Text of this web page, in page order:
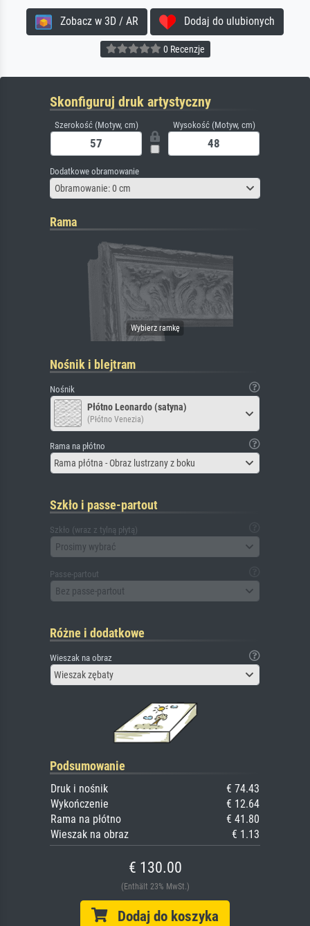
Zobacz w 3D / AR Dodaj do ulubionych
0 Recenzje
Skonfiguruj druk artystyczny
Szerokość (Motyw, cm) Wysokość (Motyw, cm)
Dodatkowe obramowanie
Obramowanie: 0 cm
Rama
Nośnik i blejtram
Nośnik
Płótno Leonardo (satyna)
(Płótno Venezia)
Rama na płótno
Rama płótna - Obraz lustrzany z boku
Szkło i passe-partout
Szkło (wraz z tylną płytą)
Prosimy wybrać
Passe-partout
Bez passe-partout
Różne i dodatkowe
Wieszak na obraz
Wieszak zębaty
Podsumowanie
Druk i nośnik
€ 74.43
Wykończenie
€ 12.64
Rama na płótno
€ 41.80
Wieszak na obraz
€ 1.13
€ 130.00
(Enthält 23% MwSt.)
Dodaj do koszyka